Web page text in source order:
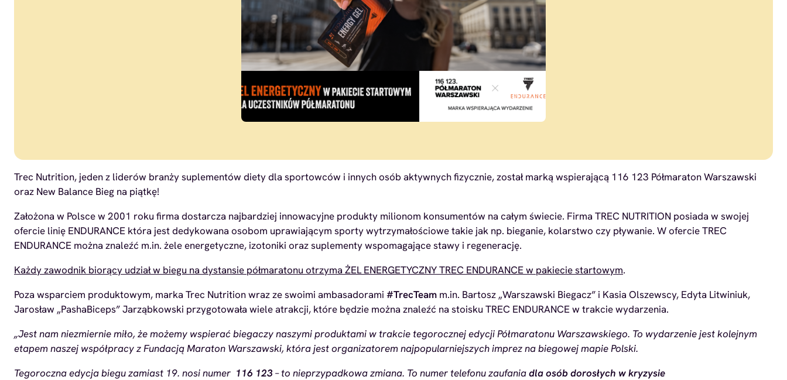
Trec Nutrition, jeden z liderów branży suplementów diety dla sportowców i innych osób aktywnych fizycznie, został marką wspierającą 116 123 Półmaraton Warszawski
oraz New Balance Bieg na piątkę!
Założona w Polsce w 2001 roku firma dostarcza najbardziej innowacyjne produkty milionom konsumentów na całym świecie. Firma TREC NUTRITION posiada w swojej
ofercie linię ENDURANCE która jest dedykowana osobom uprawiającym sporty wytrzymałościowe takie jak np. bieganie, kolarstwo czy pływanie. W ofercie TREC
ENDURANCE można znaleźć m.in. żele energetyczne, izotoniki oraz suplementy wspomagające stawy i regenerację.
Każdy zawodnik biorący udział w biegu na dystansie półmaratonu otrzyma ŻEL ENERGETYCZNY TREC ENDURANCE w pakiecie startowym.
Poza wsparciem produktowym, marka Trec Nutrition wraz ze swoimi ambasadorami #TrecTeam m.in. Bartosz „Warszawski Biegacz” i Kasia Olszewscy, Edyta Litwiniuk,
Jarosław „PashaBiceps” Jarząbkowski przygotowała wiele atrakcji, które będzie można znaleźć na stoisku TREC ENDURANCE w trakcie wydarzenia.
„Jest nam niezmiernie miło, że możemy wspierać biegaczy naszymi produktami w trakcie tegorocznej edycji Półmaratonu Warszawskiego. To wydarzenie jest kolejnym
etapem naszej współpracy z Fundacją Maraton Warszawski, która jest organizatorem najpopularniejszych imprez na biegowej mapie Polski.
Tegoroczna edycja biegu zamiast 19. nosi numer 116 123 – to nieprzypadkowa zmiana. To numer telefonu zaufaniadla osób dorosłych w kryzysie